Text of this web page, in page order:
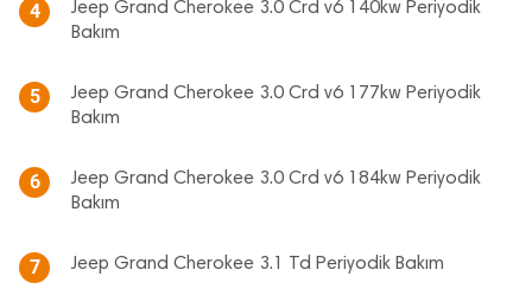
4
Jeep Grand Cherokee 3.0 Crd v6 140kw Periyodik
Bakım
5
Jeep Grand Cherokee 3.0 Crd v6 177kw Periyodik
Bakım
6
Jeep Grand Cherokee 3.0 Crd v6 184kw Periyodik
Bakım
7 Jeep Grand Cherokee 3.1 Td Periyodik Bakım